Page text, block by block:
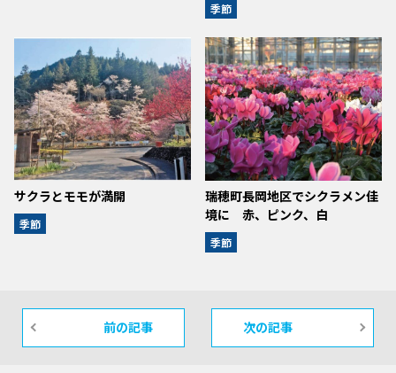
季節
サクラとモモが満開
季節
瑞穂町長岡地区でシクラメン佳
境に 赤、ピンク、白
季節
前の記事 次の記事